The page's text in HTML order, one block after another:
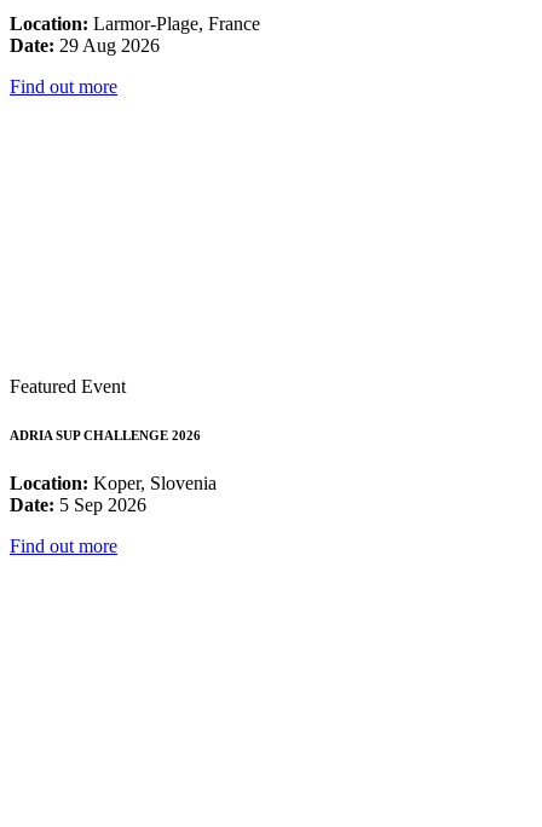
Location: Larmor-Plage, France
Date: 29 Aug 2026
Find out more
Featured Event
ADRIA SUP CHALLENGE 2026
Location: Koper, Slovenia
Date: 5 Sep 2026
Find out more